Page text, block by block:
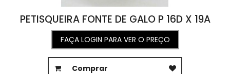
PETISQUEIRA FONTE DE GALO P 16D X 19A
FAÇA LOGIN PARA VER O PREÇO
Comprar